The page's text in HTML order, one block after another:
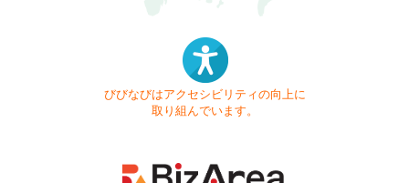
びびなびはアクセシビリティの向上に
取り組んでいます。